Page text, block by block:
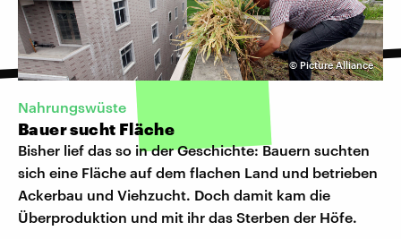
©Picture Alliance
Nahrungswüste
Bauer sucht Fläche
Bisher lief das so in der Geschichte: Bauern suchten
sich eine Fläche auf dem flachen Land und betrieben
Ackerbau und Viehzucht. Doch damit kam die
Überproduktion und mit ihr das Sterben der Höfe.